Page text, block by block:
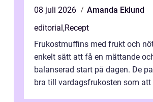
08 juli 2026
Amanda Eklund
editorial,Recept
Frukostmuffins med frukt och
enkelt sätt att få en mättande
balanserad start på dagen. De
bra till vardagsfrukosten som att